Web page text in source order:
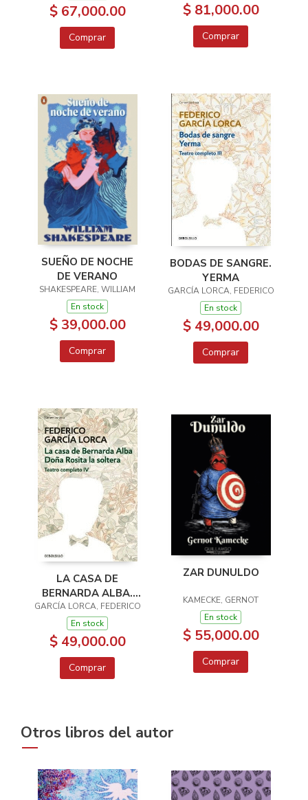
$ 67,000.00
Comprar
$ 81,000.00
Comprar
SUEÑO DE NOCHE
DE VERANO
SHAKESPEARE, WILLIAM
En stock
$ 39,000.00
Comprar
BODAS DE SANGRE.
YERMA
GARCÍA LORCA, FEDERICO
En stock
$ 49,000.00
Comprar
LA CASA DE
BERNARDA ALBA.
DOÑA ROSITA LA
SOLTERA
GARCÍA LORCA, FEDERICO
En stock
$ 49,000.00
Comprar
ZAR DUNULDO
KAMECKE, GERNOT
En stock
$ 55,000.00
Comprar
Otros libros del autor